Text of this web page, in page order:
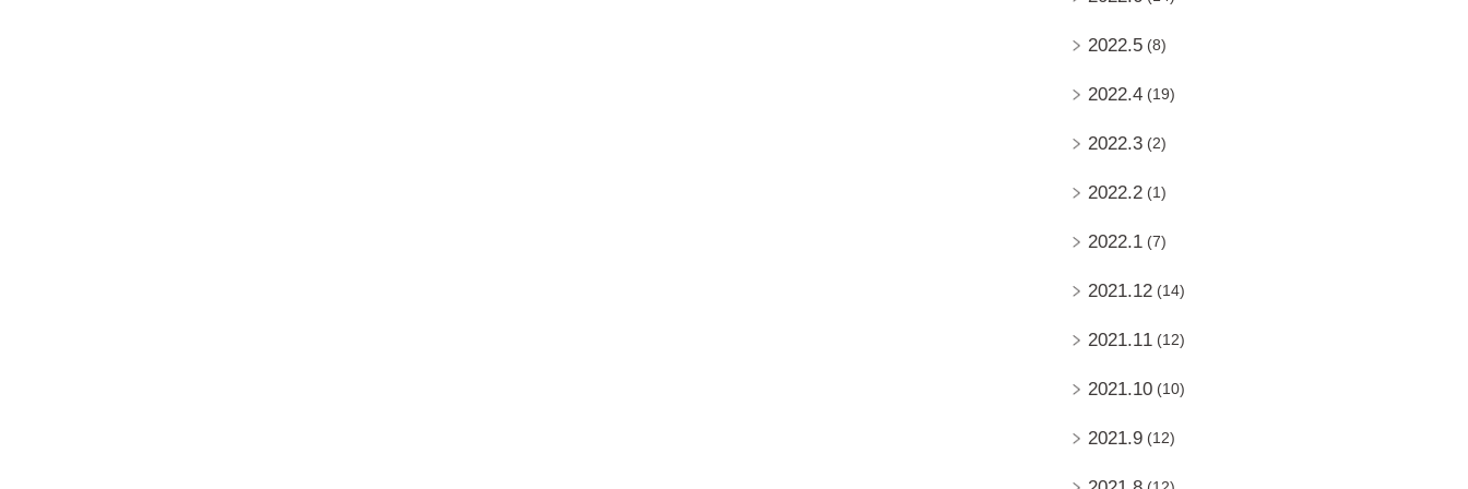
2022.5 (8)
2022.4 (19)
2022.3 (2)
2022.2 (1)
2022.1 (7)
2021.12 (14)
2021.11 (12)
2021.10 (10)
2021.9 (12)